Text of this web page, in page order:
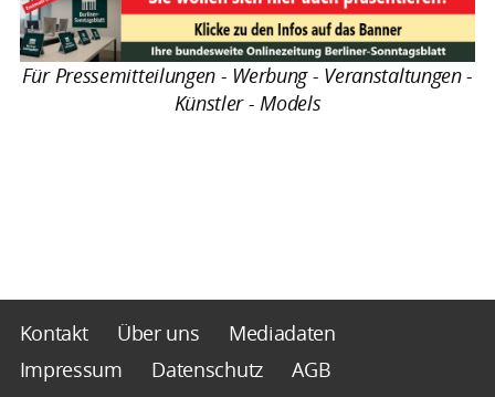
Für Pressemitteilungen - Werbung - Veranstaltungen -
Künstler - Models
Kontakt Über uns
Mediadaten
Impressum
Datenschutz
AGB